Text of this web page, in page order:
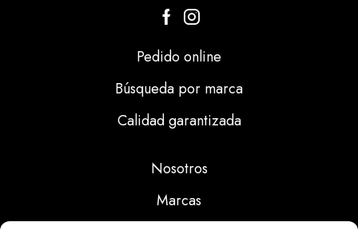
Pedido online
Búsqueda por marca
Calidad garantizada
Nosotros
Marcas